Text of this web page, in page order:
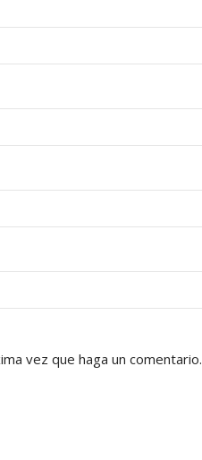
vez que haga un comentario.